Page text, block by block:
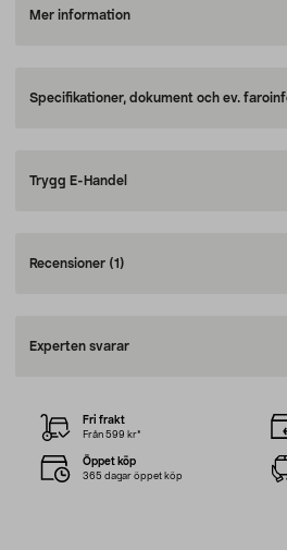
Mer information
Specifikationer, dokument och ev.
Trygg E-Handel
Recensioner (1)
Experten svarar
Fri frakt
Från 599 kr*
Öppet köp
365 dagar öppet köp